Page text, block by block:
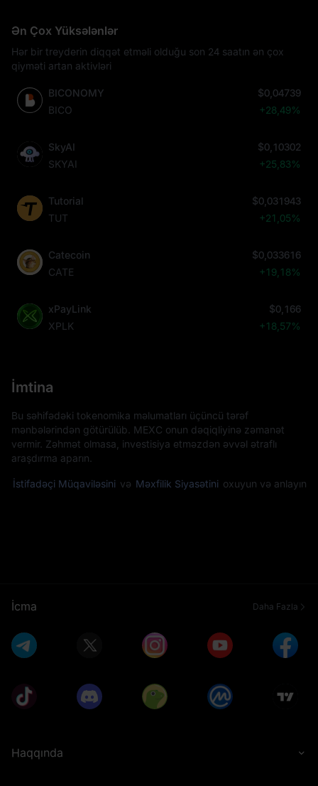
Ən Çox Yüksələnlər
Hər bir treyderin diqqət etməli olduğu son 24 saatın ən çox
qiyməti artan aktivləri
BICONOMY
BICO
$0,04739
+28,49%
SkyAI
SKYAI
$0,10302
+25,83%
Tutorial
TUT
$0,031943
+21,05%
Catecoin
CATE
$0,033616
+19,18%
xPayLink
XPLK
$0,166
+18,57%
İmtina
Bu səhifədəki tokenomika məlumatları üçüncü tərəf
mənbələrindən götürülüb. MEXC onun dəqiqliyinə zəmanət
vermir. Zəhmət olmasa, investisiya etməzdən əvvəl ətraflı
araşdırma aparın.
İstifadəçi Müqaviləsini və Məxfilik Siyasətini oxuyun və anlayın
İcma Daha Fazla
Haqqında